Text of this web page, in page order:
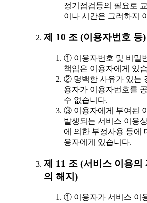
정기점검등의 필요로
이나 시간은 그러하지
제 10 조 (이용자번호 등)
① 이용자번호 및 비밀
책임은 이용자에게 있
② 명백한 사유가 있는
용자가 이용자번호를
수 없습니다.
③ 이용자에게 부여된
발생되는 서비스 이용
에 의한 부정사용 등에
용자에게 있습니다.
제 11 조 (서비스 이용의
의 해지)
① 이용자가 서비스 이